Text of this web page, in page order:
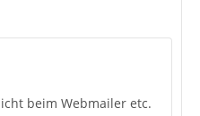
beim Webmailer etc.